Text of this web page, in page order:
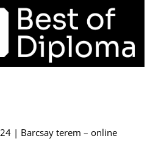
| Barcsay terem – online